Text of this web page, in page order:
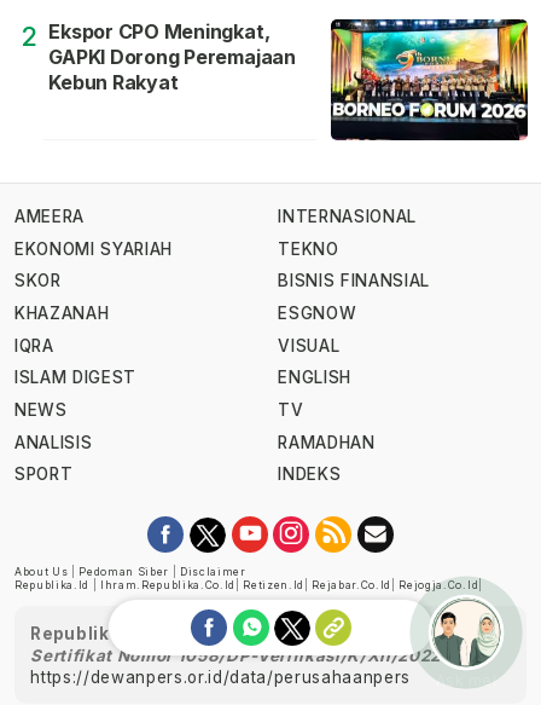
2 Ekspor CPO Meningkat,
GAPKI Dorong Peremajaan
Kebun Rakyat
AMEERA
EKONOMI SYARIAH
SKOR
KHAZANAH
IQRA
ISLAM DIGEST
NEWS
ANALISIS
SPORT
INTERNASIONAL
TEKNO
BISNIS FINANSIAL
ESGNOW
VISUAL
ENGLISH
TV
RAMADHAN
INDEKS
About Us Pedoman Siber
Disclaimer
Republika.id
Ihram.republika.co.id Retizen.id Rejabar.co.id Rejogja.co.id
Republika telah diverifikasi oleh Dewan Pers
Sertifikat Nomor 1058/DP-Verifikasi/K/XII/2022
https://dewanpers.or.id/data/perusahaanpers
Ask me!